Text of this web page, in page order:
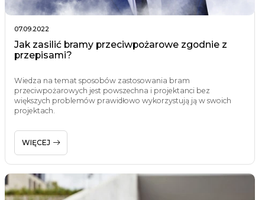
07.09.2022
Jak zasilić bramy przeciwpożarowe zgodnie z
przepisami?
Wiedza na temat sposobów zastosowania bram
przeciwpożarowych jest powszechna i projektanci bez
większych problemów prawidłowo wykorzystują ją w swoich
projektach.
WIĘCEJ